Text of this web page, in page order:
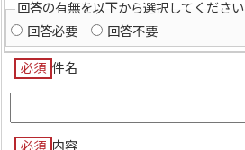
回答の有無を以下から選択してください
回答必要
回答不要
必須 件名
必須 内容